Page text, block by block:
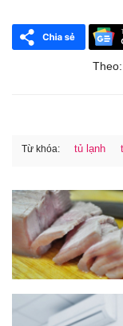
Theo:
Từ khóa: tủ lạnh